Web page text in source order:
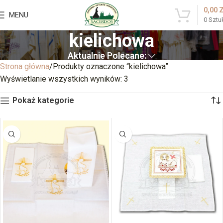
MENU
0
0,00
kielichowa
Aktualnie Polecane:
Strona główna Produkty oznaczone “kielichowa”
Wyświetlanie wszystkich wyników: 3
Pokaż kategorie